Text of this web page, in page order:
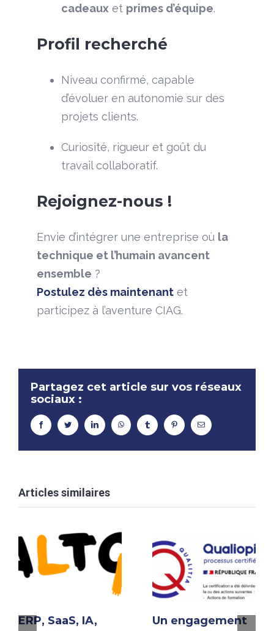
cadeaux et primes d’équipe.
Profil recherché
Niveau confirmé, capable
d’évoluer en autonomie sur des
projets clients.
Curiosité, rigueur et goût du
travail collaboratif.
Rejoignez-nous !
Envie d’intégrer une entreprise où la
technique et l’humain avancent
ensemble ?
Postulez dès maintenant et
participez à l’aventure CIAG.
Partagez cet article sur vos réseaux
sociaux :
facebooktwitter linkedin whatsapp tumblr pinterest Email
Articles similaires
ERP, SaaS, IA,
Un engagement